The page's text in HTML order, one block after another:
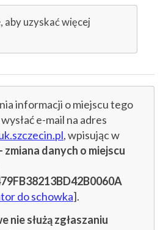
aby uzyskać więcej
informacji o miejscu tego
e-mail na adres
, wpisując w
zmiana danych o miejscu
do schowka].
nie służą zgłaszaniu